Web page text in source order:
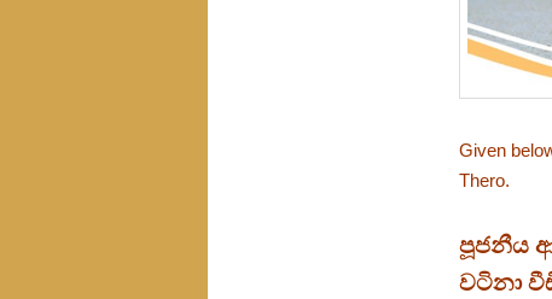
Given
Thero.
පූජනීය
වටිනා